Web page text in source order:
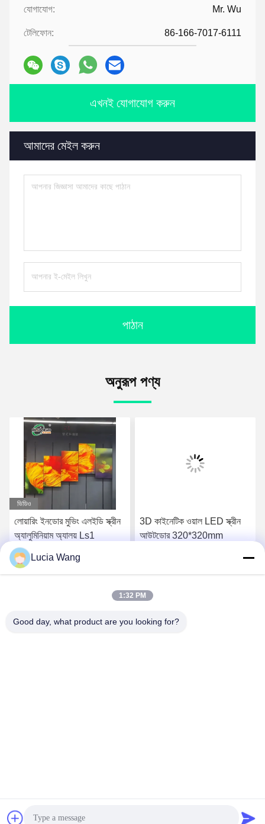
যোগাযোগ: Mr. Wu
টেলিফোন: 86-166-7017-6111
এখনই যোগাযোগ করুন
আমাদের মেইল করুন
পাঠান
অনুরূপ পণ্য
ভিডিও
লোয়ারিং ইনডোর মুভিং এলইডি স্ক্রীন
অ্যালুমিনিয়াম অ্যালয় Ls1
সেরা দাম পান
3D কাইনেটিক ওয়াল LED স্ক্রীন
আউটডোর 320*320mm
সেরা দাম পান
movingledscreen.com সমস্ত অধিকার সংরক্ষিত।
Lucia Wang
1:32 PM
Good day, what product are you looking for?